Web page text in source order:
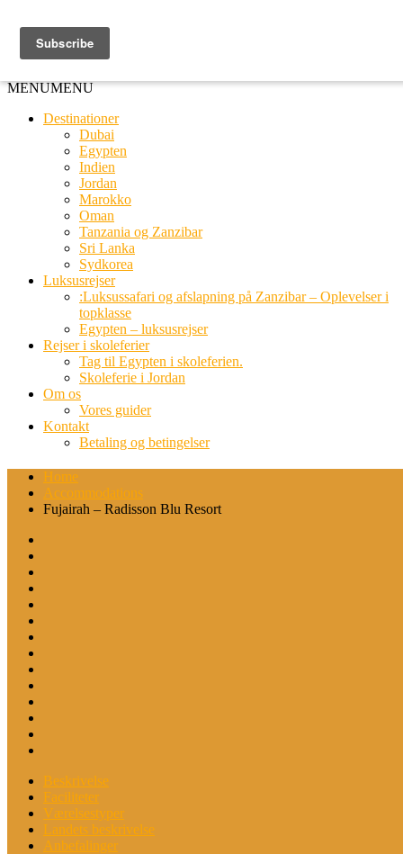
MENUMENU
Destinationer
Dubai
Egypten
Indien
Jordan
Marokko
Oman
Tanzania og Zanzibar
Sri Lanka
Sydkorea
Luksusrejser
:Luksussafari og afslapning på Zanzibar – Oplevelser i
topklasse
Egypten – luksusrejser
Rejser i skoleferier
Tag til Egypten i skoleferien.
Skoleferie i Jordan
Om os
Vores guider
Kontakt
Betaling og betingelser
Home
Accommodations
Fujairah – Radisson Blu Resort
Beskrivelse
Faciliteter
Værelsestyper
Landets beskrivelse
Anbefalinger